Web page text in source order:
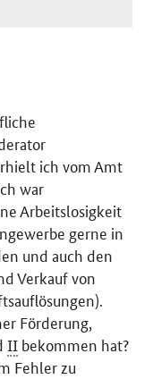
ich vom Amt
war
Arbeitslosigkeit
gerne in
und auch den
Verkauf von
Förderung,
II bekommen hat?
Fehler zu